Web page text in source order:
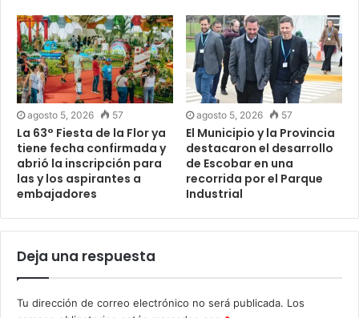
agosto 5, 2026 57
La 63° Fiesta de la Flor ya
tiene fecha confirmada y
abrió la inscripción para
las y los aspirantes a
embajadores
agosto 5, 2026 57
El Municipio y la Provincia
destacaron el desarrollo
de Escobar en una
recorrida por el Parque
Industrial
Deja una respuesta
Tu dirección de correo electrónico no será publicada. Los